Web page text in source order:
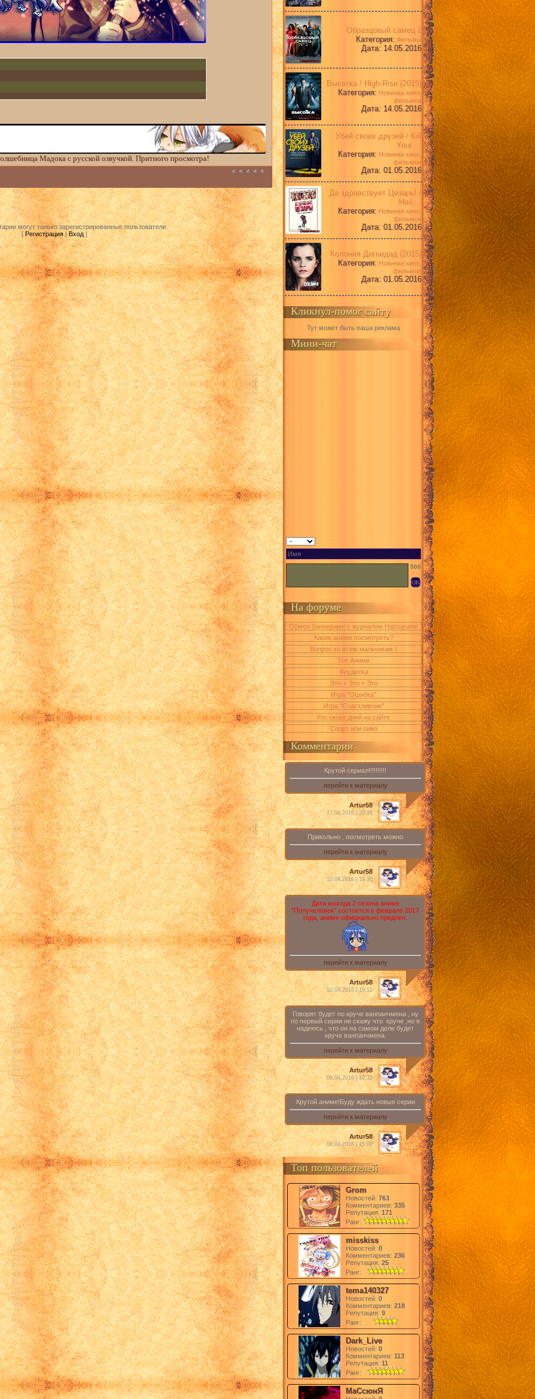
Мадока с русской озвучкой. Притного просмотра!
могут только зарегистрированные пользователи.
[Регистрация|Вход]
Образцовый самец 2
Категория: Фильмы
Дата: 14.05.2016
Высотка / High-Rise (2015)
Категория: Новинки кино,
фильмов
Дата: 14.05.2016
Убей своих друзей / Kill
Your ...
Категория: Новинки кино,
фильмов
Дата: 01.05.2016
Да здравствует Цезарь! /
Hail,...
Категория: Новинки кино,
фильмов
Дата: 01.05.2016
Колония Дигнидад (2015)
Категория: Новинки кино,
фильмов
Дата: 01.05.2016
Кликнул-помог сайту
Тут может быть ваша реклама
Мини-чат
500
На форуме
Обмен баннерами с журналом Hatsuyume
Какие аниме посмотреть?
Вопрос ко всем мальчикам )
Топ Аниме
Флудилка
Это + Это = Это
Игра "Ошибка"
Игра "Счастливчик"
Кто скоко дней на сайте
Спорт или пиво
Комментарии
Крутой сериал!!!!!!!!!!
перейти к материалу
Artur58
17.04.2016 | 20:36
Прикольно , посмотреть можно
перейти к материалу
Artur58
10.04.2016 | 19:36
Дата выхода 2 сезона аниме
"Получеловек" состоится в феврале 2017
года, аниме официально продлен.
перейти к материалу
Artur58
10.04.2016 | 19:12
Говорят будет по круче ванпанчмена , ну
по первый серии не скажу что круче ,но я
надеюсь , что он на самом деле будет
круче ванпанчмена.
перейти к материалу
Artur58
08.04.2016 | 19:31
Крутой аниме!Буду ждать новые серии
перейти к материалу
Artur58
08.04.2016 | 15:09
Топ пользователей
Grom
Новостей: 763
Комментариев: 335
Репутация: 171
Ранг:
misskiss
Новостей: 0
Комментариев: 236
Репутация: 25
Ранг:
tema140327
Новостей: 0
Комментариев: 218
Репутация: 9
Ранг:
Dark_Live
Новостей: 0
Комментариев: 113
Репутация: 11
Ранг:
МаСсюнЯ